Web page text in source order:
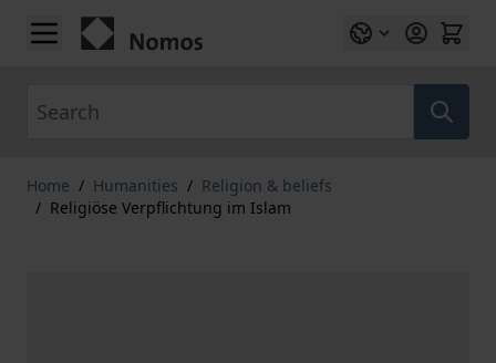
Skip to Content
Home / Humanities / Religion & beliefs
/ Religiöse Verpflichtung im Islam